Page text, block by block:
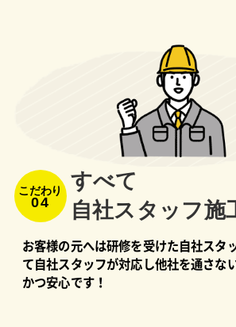
こだわり
04
すべて
⾃社スタッフ施
お客様の元へは研修を受けた自社スタ
て自社スタッフが対応し他社を通さな
かつ安心です！